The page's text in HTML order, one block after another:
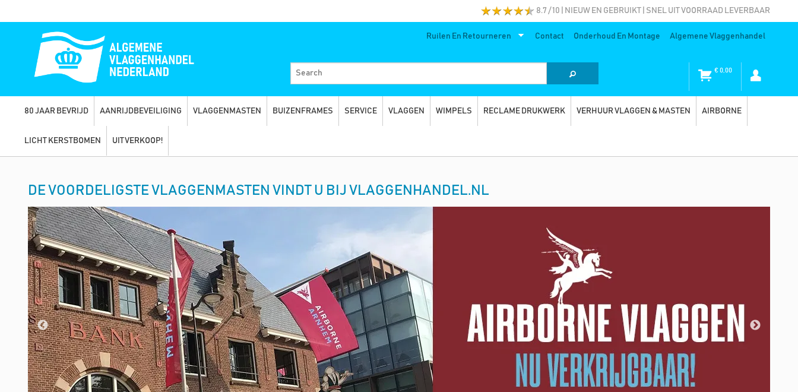
8.7 / 10 | NIEUW EN GEBRUIKT | SNEL UIT VOORRAAD LEVERBAAR
Ruilen En Retourneren Contact Onderhoud En Montage Algemene Vlaggenhandel
€0,00
80 JAAR BEVRIJD AANRIJDBEVEILIGING VLAGGENMASTEN BUIZENFRAMES SERVICE VLAGGEN WIMPELS RECLAME DRUKWERK VERHUUR VLAGGEN & MASTEN AIRBORNE
LICHT KERSTBOMEN UITVERKOOP!
DE VOORDELIGSTE VLAGGENMASTEN VINDT U BIJ VLAGGENHANDEL.NL